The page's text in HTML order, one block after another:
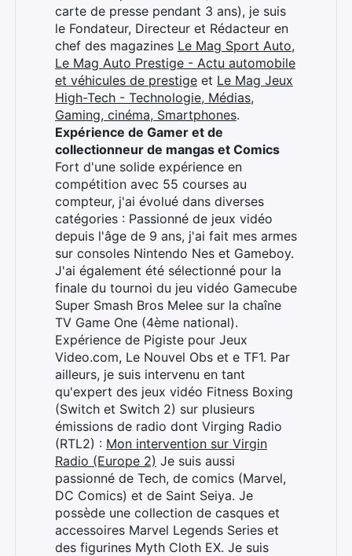
carte de presse pendant 3 ans), je suis
le Fondateur, Directeur et Rédacteur en
chef des magazines Le Mag Sport Auto,
Le Mag Auto Prestige - Actu automobile
et véhicules de prestige et Le Mag Jeux
High-Tech - Technologie, Médias,
Gaming, cinéma, Smartphones.
Expérience de Gamer et de
collectionneur de mangas et Comics
Fort d'une solide expérience en
compétition avec 55 courses au
compteur, j'ai évolué dans diverses
catégories : Passionné de jeux vidéo
depuis l'âge de 9 ans, j'ai fait mes armes
sur consoles Nintendo Nes et Gameboy.
J'ai également été sélectionné pour la
finale du tournoi du jeu vidéo Gamecube
Super Smash Bros Melee sur la chaîne
TV Game One (4ème national).
Expérience de Pigiste pour Jeux
Video.com, Le Nouvel Obs et e TF1. Par
ailleurs, je suis intervenu en tant
qu'expert des jeux vidéo Fitness Boxing
(Switch et Switch 2) sur plusieurs
émissions de radio dont Virging Radio
(RTL2) : Mon intervention sur Virgin
Radio (Europe 2) Je suis aussi
passionné de Tech, de comics (Marvel,
DC Comics) et de Saint Seiya. Je
possède une collection de casques et
accessoires Marvel Legends Series et
des figurines Myth Cloth EX. Je suis
Rechercher